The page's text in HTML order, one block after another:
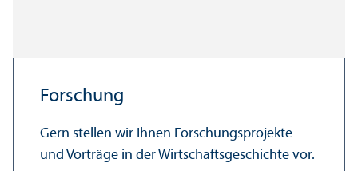
Forschung
Gern stellen wir Ihnen Forschungs­projekte
und Vorträge in der Wirtschafts­geschichte vor.